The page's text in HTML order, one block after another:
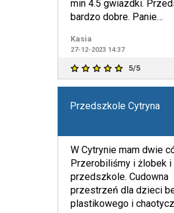
min 4.5 gwiazdki.
bardzo dobre. Panie
przepe
Kasia
27-12-2023 14:37
5/5
Przedszkole Cytryna
W Cytrynie mam dwie
Przerobiliśmy i żlobek i
przedszkole. Cudowna
przestrzeń dla dzieci
plastikowego i